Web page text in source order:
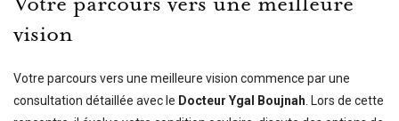
vision
Votre parcours vers une meilleure vision commence par une
consultation détaillée avec le Docteur Ygal Boujnah . Lors de cette